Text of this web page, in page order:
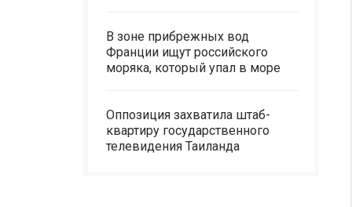
В зоне прибрежных вод
Франции ищут российского
моряка, который упал в море
Оппозиция захватила штаб-
квартиру государственного
телевидения Таиланда